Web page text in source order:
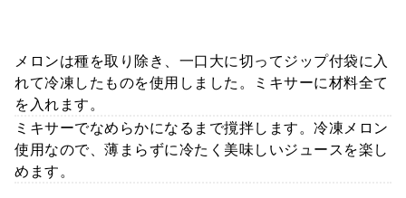
メロンは種を取り除き、一口大に切ってジップ付袋に入
れて冷凍したものを使用しました。ミキサーに材料全て
を入れます。
ミキサーでなめらかになるまで撹拌します。冷凍メロン
使用なので、薄まらずに冷たく美味しいジュースを楽し
めます。